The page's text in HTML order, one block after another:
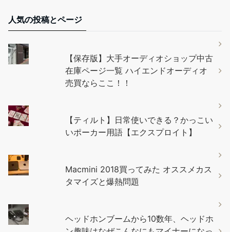
人気の投稿とページ
【保存版】大手オーディオショップ中古
在庫ページ一覧 ハイエンドオーディオ
売買ならここ！！
【ティルト】日常使いできる？かっこい
いポーカー用語【エクスプロイト】
Macmini 2018買ってみた オススメカス
タマイズと爆熱問題
ヘッドホンブームから10数年、ヘッドホ